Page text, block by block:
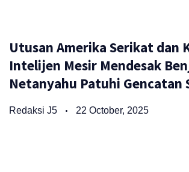
Utusan Amerika Serikat dan
Intelijen Mesir Mendesak
Netanyahu Patuhi Gencatan
Redaksi J5 22 October, 2025